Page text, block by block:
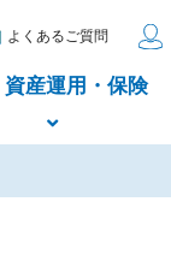
資産運用・保険
よくあるご質問